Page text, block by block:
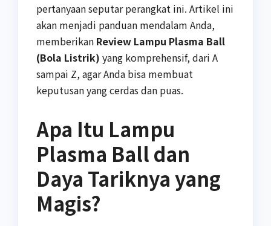
pertanyaan seputar perangkat ini. Artikel ini
akan menjadi panduan mendalam Anda,
memberikan Review Lampu Plasma Ball
(Bola Listrik) yang komprehensif, dari A
sampai Z, agar Anda bisa membuat
keputusan yang cerdas dan puas.
Apa Itu Lampu
Plasma Ball dan
Daya Tariknya yang
Magis?